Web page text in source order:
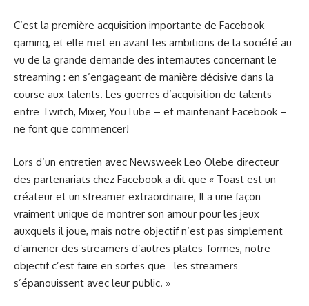
C’est la première acquisition importante de Facebook
gaming, et elle met en avant les ambitions de la société au
vu de la grande demande des internautes concernant le
streaming : en s’engageant de manière décisive dans la
course aux talents. Les guerres d’acquisition de talents
entre Twitch, Mixer, YouTube – et maintenant Facebook –
ne font que commencer!
Lors d’un entretien avec Newsweek Leo Olebe directeur
des partenariats chez Facebook a dit que « Toast est un
créateur et un streamer extraordinaire, Il a une façon
vraiment unique de montrer son amour pour les jeux
auxquels il joue, mais notre objectif n’est pas simplement
d’amener des streamers d’autres plates-formes, notre
objectif c’est faire en sortes que les streamers
s’épanouissent avec leur public. »